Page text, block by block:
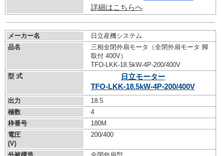
詳細はこちらへ
メーカー名
日立産機システム
品名
三相全閉外扇モータ（全閉外扇モータ 脚
取付 400V）
TFO-LKK-18.5kW-4P-200/400V
型 式
日立モーター
TFO-LKK-18.5kW-4P-200/400V
出力
18.5
極数
4
枠番号
180M
電圧
(V)
200/400